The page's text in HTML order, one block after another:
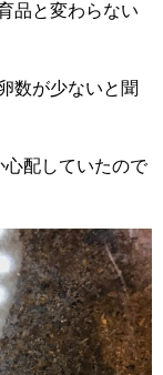
品と変わらない
数が少ないと聞
配していたので